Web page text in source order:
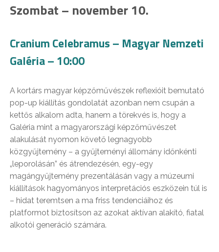
Szombat – november 10.
Cranium Celebramus – Magyar Nemzeti
Galéria – 10:00
A kortárs magyar képzőművészek reflexióit bemutató
pop-up kiállítás gondolatát azonban nem csupán a
kettős alkalom adta, hanem a törekvés is, hogy a
Galéria mint a magyarországi képzőművészet
alakulását nyomon követő legnagyobb
közgyűjtemény – a gyűjteményi állomány időnkénti
„leporolásán” és átrendezésén, egy-egy
magángyűjtemény prezentálásán vagy a múzeumi
kiállítások hagyományos interpretációs eszközein túl is
– hidat teremtsen a ma friss tendenciáihoz és
platformot biztosítson az azokat aktívan alakító, fiatal
alkotói generáció számára.